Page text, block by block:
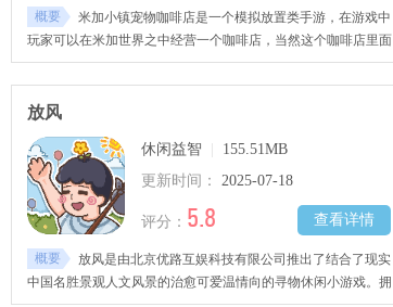
概要
米加小镇宠物咖啡店是一个模拟放置类手游，在游戏中
玩家可以在米加世界之中经营一个咖啡店，当然这个咖啡店里面
会有吸引玩家的动物存在。
放风
休闲益智
155.51MB
更新时间：
2025-07-18
查看详情
评分： 5.8
概要
放风是由北京优路互娱科技有限公司推出了结合了现实
中国名胜景观人文风景的治愈可爱温情向的寻物休闲小游戏。拥